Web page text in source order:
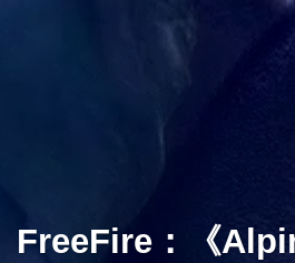
FreeFire：《